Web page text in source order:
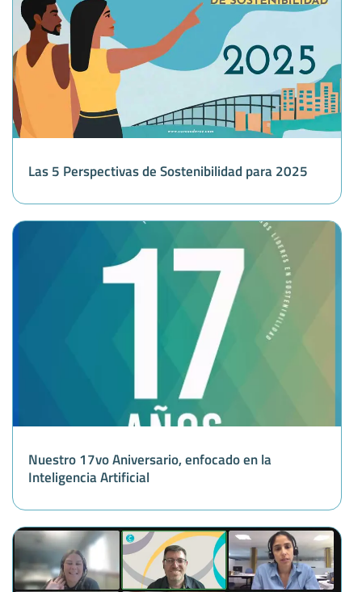
Las 5 Perspectivas de Sostenibilidad para 2025
Nuestro 17vo Aniversario, enfocado en la
Inteligencia Artificial